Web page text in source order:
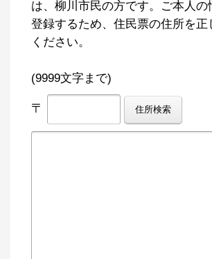
は、柳川市民の方です。ご本人の
登録するため、住民票の住所を正
ください。
(9999文字まで)
〒